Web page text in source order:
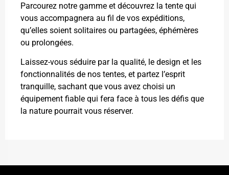
Parcourez notre gamme et découvrez la tente qui
vous accompagnera au fil de vos expéditions,
qu’elles soient solitaires ou partagées, éphémères
ou prolongées.
Laissez-vous séduire par la qualité, le design et les
fonctionnalités de nos tentes, et partez l’esprit
tranquille, sachant que vous avez choisi un
équipement fiable qui fera face à tous les défis que
la nature pourrait vous réserver.